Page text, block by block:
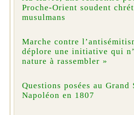
Proche-Orient soudent
musulmans
Marche contre
déplore une initiative qui
nature à rassembler »
Questions posées au Grand
Napoléon en 1807